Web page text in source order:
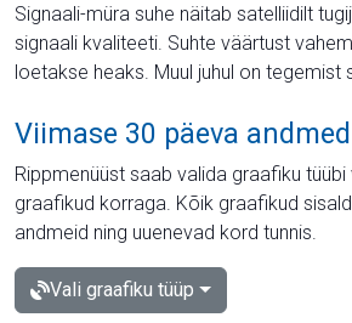
Signaali-müra suhe näitab satelliidilt
signaali kvaliteeti. Suhte väärtust
loetakse heaks. Muul juhul on tegemist
Viimase 30 päeva andmed
Rippmenüüst saab valida graafiku
graafikud korraga. Kõik graafikud
andmeid ning uuenevad kord tunnis.
Vali graafiku tüüp